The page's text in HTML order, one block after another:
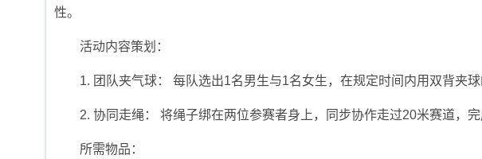
性。
活动内容策划：
1. 团队夹气球： 每队选出1名男生与1名女生，在规定时间内用双背夹
2. 协同走绳： 将绳子绑在两位参赛者身上，同步协作走过20米赛道，完
所需物品：